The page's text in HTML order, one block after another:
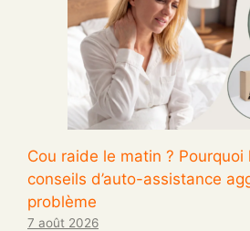
Cou raide le matin ?
conseils d’auto-assistance
problème
7 août 2026